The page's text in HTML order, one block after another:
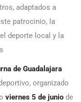
adaptados a
patrocinio, la
deporte local y la
de Guadalajara
organizado
viernes 5 de junio de